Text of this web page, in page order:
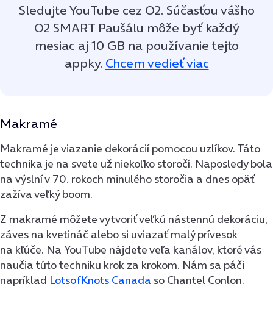
Sledujte YouTube cez O2. Súčasťou vášho
O2 SMART Paušálu môže byť každý
mesiac aj 10 GB na používanie tejto
appky. Chcem vedieť viac
Makramé
Makramé je viazanie dekorácií pomocou uzlíkov. Táto
technika je na svete už niekoľko storočí. Naposledy bola
na výslní v 70. rokoch minulého storočia a dnes opäť
zažíva veľký boom.
Z makramé môžete vytvoriť veľkú nástennú dekoráciu,
záves na kvetináč alebo si uviazať malý prívesok
na kľúče. Na YouTube nájdete veľa kanálov, ktoré vás
naučia túto techniku krok za krokom. Nám sa páči
napríklad LotsofKnots Canada so Chantel Conlon.